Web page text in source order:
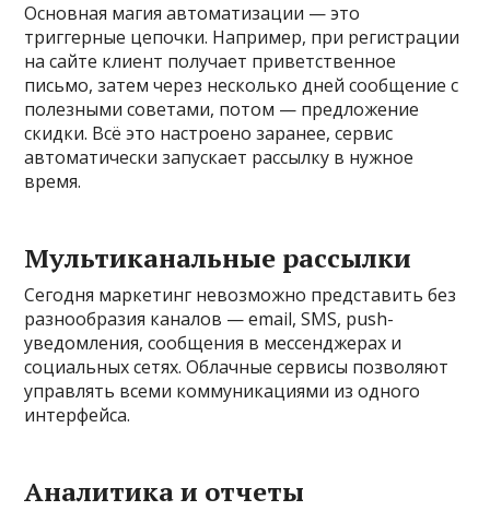
Основная магия автоматизации — это
триггерные цепочки. Например, при регистрации
на сайте клиент получает приветственное
письмо, затем через несколько дней сообщение с
полезными советами, потом — предложение
скидки. Всё это настроено заранее, сервис
автоматически запускает рассылку в нужное
время.
Мультиканальные рассылки
Сегодня маркетинг невозможно представить без
разнообразия каналов — email, SMS, push-
уведомления, сообщения в мессенджерах и
социальных сетях. Облачные сервисы позволяют
управлять всеми коммуникациями из одного
интерфейса.
Аналитика и отчеты